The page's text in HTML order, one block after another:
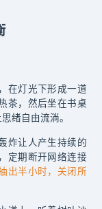
在灯光下形成一道
茶，然后坐在书桌
绪自由流淌。
炸让人产生持续的
定期断开网络连接
出半小时，关闭所